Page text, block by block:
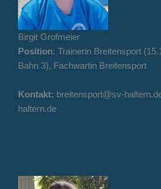
Birgit Grofmeier
Position: Trainerin Breitensport
Bahn 3), Fachwartin Breitensport
Kontakt: breitensport@sv-
haltern.de